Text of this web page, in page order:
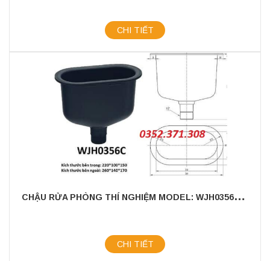
CHI TIẾT
C
HẬU RỬA PHÒNG THÍ NGHIỆM MODEL: WJH0356C - CHẤT LIỆU NHỰA PP CAO CẤP
CHI TIẾT